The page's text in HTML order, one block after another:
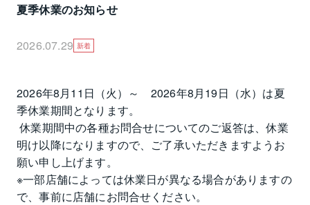
夏季休業のお知らせ
2026.07.29 新着
2026年8月11日（火）～　2026年8月19日（水）は夏
季休業期間となります。
休業期間中の各種お問合せについてのご返答は、休業
明け以降になりますので、ご了承いただきますようお
願い申し上げます。
※一部店舗によっては休業日が異なる場合がありますの
で、事前に店舗にお問合せください。